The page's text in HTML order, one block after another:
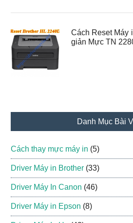
Cách Reset Máy
giản Mực TN
Danh Mục Bài
Cách thay mực máy in (5)
Driver Máy in Brother (33)
Driver Máy In Canon (46)
Driver Máy in Epson (8)